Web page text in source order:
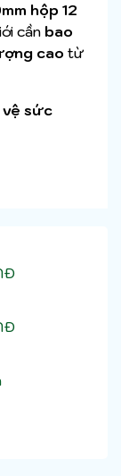
hộp 12
cần bao
cao từ
vệ sức